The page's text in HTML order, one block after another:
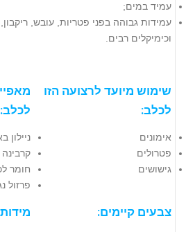
עמיד במים;
עמידות גבוהה בפני פטריות, עובש,
וכימיקלים רבים.
לכלב:
ניילון
קרבינה
חומר
פרזול
שימוש מיועד לרצועה הזו
לכלב:
אימונים
פטרולים
גישושים
צבעים קיימים: